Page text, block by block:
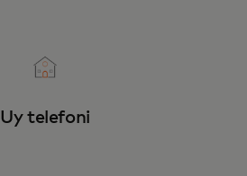
Uy telefoni